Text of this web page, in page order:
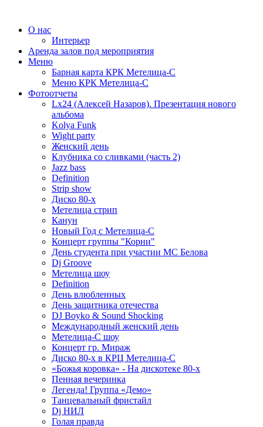
О нас
Интерьер
Аренда залов под мероприятия
Меню
Барная карта КРК Метелица-С
Меню КРК Метелица-С
Фотоотчеты
Lx24 (Алексей Назаров). Презентация нового
альбома
Kolya Funk
Wight party
Женский день
Клубника со сливками (часть 2)
Jazz bass
Definition
Strip show
Диско 80-х
Метелица стрип
Канун
Новый Год с Метелица-С
Концерт группы "Корни"
День студента при участии МС Белова
Dj Groove
Метелица шоу
Definition
День влюбленных
День защитника отечества
DJ Boyko & Sound Shocking
Международный женский день
Метелица-С шоу
Концерт гр. Мираж
Диско 80-х в КРЦ Метелица-С
«Божья коровка» - На дискотеке 80-х
Пенная вечеринка
Легенда! Группа «Демо»
Танцевальный фристайл
Dj НИЛ
Голая правда